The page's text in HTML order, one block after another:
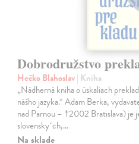
Dobrodružstvo
Hečko Blahoslav| Kniha
„Nádherná kniha o úskaliach
nášho jazyka.“ Adam Berka,
nad Parnou – †2002 Bratislava) je
slovensky´ch,…
Na sklade